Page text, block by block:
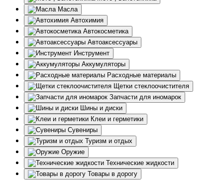
Масла
Автохимия
Автокосметика
Автоаксессуары
Инструмент
Аккумуляторы
Расходные материалы
Щетки стеклоочистителя
Запчасти для иномарок
Шины и диски
Клеи и герметики
Сувениры
Туризм и отдых
Оружие
Технические жидкости
Товары в дорогу